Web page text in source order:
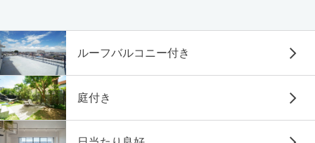
ルーフバルコニー付き
庭付き